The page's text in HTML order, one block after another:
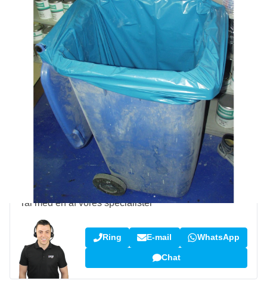
På lager
99,63kr. Inkl. moms
Læg i kurv
Bestil før kl. 23.59, vi sender i morgen
Gratis levering
ved køb over 1.120 kr
100 dage
retur og ombytning
Kundeanmeldelser: 4,58/5 (7.078 anmeldelser)
Spørgsmål om dette produkt?
Tal med en af vores specialister
Ring E-mail WhatsApp
Chat